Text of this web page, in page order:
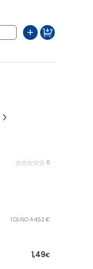
+
0
1 QUILO A 4,52 €
1,49€